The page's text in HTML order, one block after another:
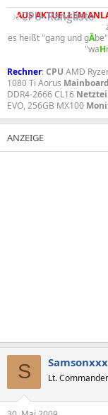
CPU-Rangliste
AUS AKTUELLEM
es heißt "gang und gÄ
"waH
Rechner:CPU AMD
1080 Ti Aorus Mainboard
DDR4-2666 CL16
EVO, 256GB MX100
S Samsonxxx
Lt. Commander